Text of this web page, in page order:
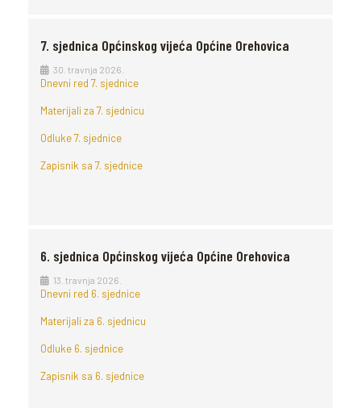
7. sjednica Općinskog vijeća Općine Orehovica
30. travnja 2026.
Dnevni red 7. sjednice
Materijali za 7. sjednicu
Odluke 7. sjednice
Zapisnik sa 7. sjednice
6. sjednica Općinskog vijeća Općine Orehovica
13. travnja 2026.
Dnevni red 6. sjednice
Materijali za 6. sjednicu
Odluke 6. sjednice
Zapisnik sa 6. sjednice